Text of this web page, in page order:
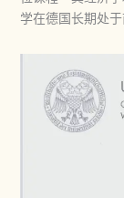
学在德国长期处于